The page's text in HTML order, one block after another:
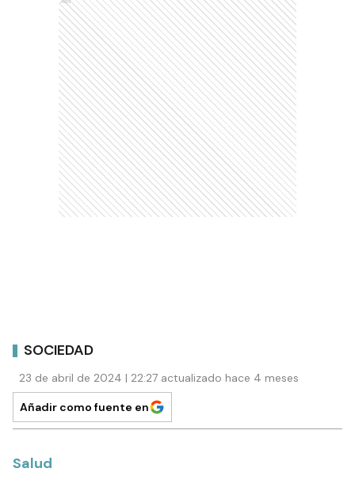
SOCIEDAD
23 de abril de 2024 | 22:27 actualizado hace 4 meses
Añadir como fuente en
Salud